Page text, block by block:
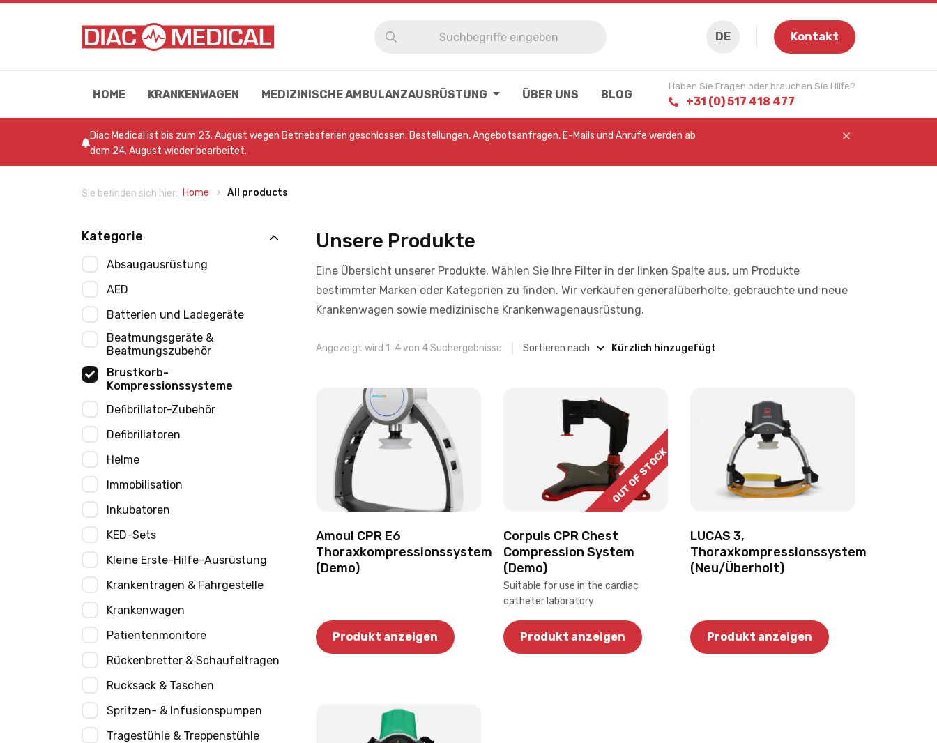
DE Kontakt
HOME KRANKENWAGEN MEDIZINISCHE AMBULANZAUSRÜSTUNG ÜBER UNS BLOG
Haben Sie Fragen oder brauchen Sie Hilfe?
+31 (0) 517 418 477
Diac Medical ist bis zum 23. August wegen Betriebsferien geschlossen. Bestellungen, Angebotsanfragen, E-Mails und Anrufe werden ab
dem 24. August wieder bearbeitet.
Sie befinden sich hier: Home All products
Kategorie
Absaugausrüstung
AED
Batterien und Ladegeräte
Beatmungsgeräte &
Beatmungszubehör
Brustkorb-
Kompressionssysteme
Defibrillator-Zubehör
Defibrillatoren
Helme
Immobilisation
Inkubatoren
KED-Sets
Kleine Erste-Hilfe-Ausrüstung
Krankentragen & Fahrgestelle
Krankenwagen
Patientenmonitore
Rückenbretter & Schaufeltragen
Rucksack & Taschen
Spritzen- & Infusionspumpen
Tragestühle & Treppenstühle
Unsere Produkte
Eine Übersicht unserer Produkte. Wählen Sie Ihre Filter in der linken Spalte aus, um Produkte
bestimmter Marken oder Kategorien zu finden. Wir verkaufen generalüberholte, gebrauchte und neue
Krankenwagen sowie medizinische Krankenwagenausrüstung.
Angezeigt wird 1-4 von 4 Suchergebnisse Sortieren nach
Amoul CPR E6
Thoraxkompressionssystem
(Demo)
Produkt anzeigen
OUT OF STOCK
Corpuls CPR Chest
Compression System
(Demo)
Suitable for use in the cardiac
catheter laboratory
Produkt anzeigen
LUCAS 3,
Thoraxkompressionssystem
(Neu/Überholt)
Produkt anzeigen